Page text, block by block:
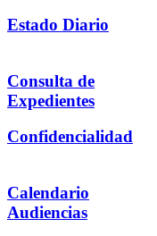
Estado Diario
Consulta de
Expedientes
Confidencialidad
Calendario
Audiencias